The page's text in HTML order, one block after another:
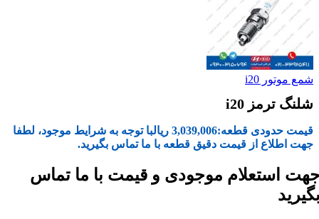
شمع موتور i20
شلنگ ترمز i20
قیمت حدودی قطعه:3,039,006 ریالبا توجه به شرایط موجود، لطفا
جهت اطلاع از قیمت دقیق قطعه با ما تماس بگیرید.
استعلام موجودی و قیمت با ما تماس